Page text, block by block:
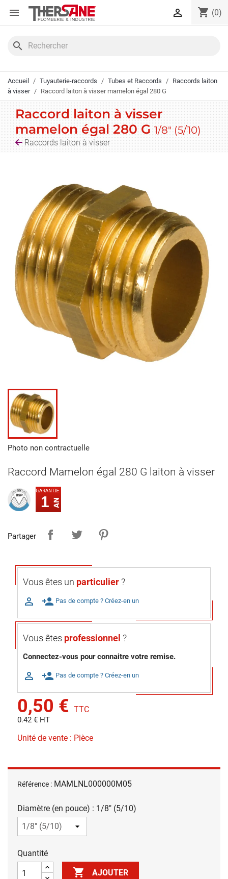
Panneau de gestion des cookies
 shopping_cart (0)

search
Accueil Tuyauterie-raccords Tubes et Raccords
Raccords laiton
à visser
Raccord laiton à visser mamelon égal 280 G
Raccord laiton à visser
mamelon égal 280 G1/8" (5/10)
Raccords laiton à visser
Photo non contractuelle
Raccord Mamelon égal 280 G laiton à visser
1
Partager
Vous êtes un particulier?
 person_add Pas de compte ? Créez-en un
Vous êtes professionnel ?
Connectez-vous pour connaitre votre remise.
 person_add Pas de compte ? Créez-en un
0,50 € TTC
0.42 € HT
Unité de vente : Pièce
Référence : MAMLNL000000M05
Diamètre (en pouce) : 1/8" (5/10)
Quantité
 AJOUTER